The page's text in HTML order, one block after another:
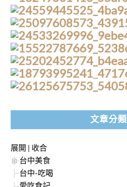
文章分類
展開 | 收合
台中美食
台中-吃喝